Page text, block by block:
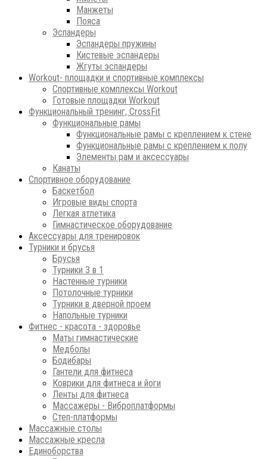
Манжеты
Пояса
Эспандеры
Эспандеры пружины
Кистевые эспандеры
Жгуты эспандеры
Workout- площадки и спортивные комплексы
Спортивные комплексы Workout
Готовые площадки Workout
Функциональный тренинг, CrossFit
Функциональные рамы
Функциональные рамы с креплением к стене
Функциональные рамы с креплением к полу
Элементы рам и аксессуары
Канаты
Спортивное оборудование
Баскетбол
Игровые виды спорта
Легкая атлетика
Гимнастическое оборудование
Аксессуары для тренировок
Турники и брусья
Брусья
Турники 3 в 1
Настенные турники
Потолочные турники
Турники в дверной проем
Напольные турники
Фитнес - красота - здоровье
Маты гимнастические
Медболы
Бодибары
Гантели для фитнеса
Коврики для фитнеса и йоги
Ленты для фитнеса
Массажеры - Виброплатформы
Степ-платформы
Массажные столы
Массажные кресла
Единоборства